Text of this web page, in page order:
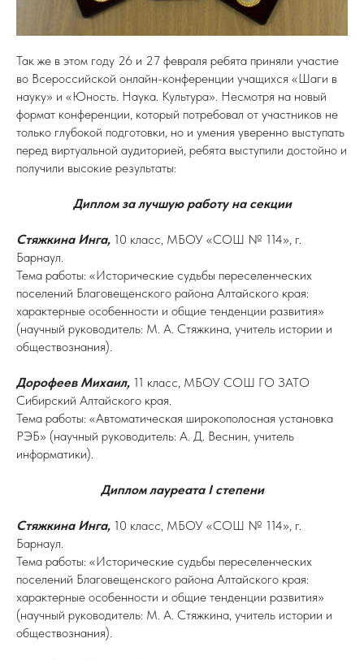
Так же в этом году 26 и 27 февраля ребята приняли участие
во Всероссийской онлайн-конференции учащихся «Шаги в
науку» и «Юность. Наука. Культура». Несмотря на новый
формат конференции, который потребовал от участников не
только глубокой подготовки, но и умения уверенно выступать
перед виртуальной аудиторией, ребята выступили достойно и
получили высокие результаты:
Диплом за лучшую работу на секции
Стяжкина Инга, 10 класс, МБОУ «СОШ № 114», г.
Барнаул.
Тема работы: «Исторические судьбы переселенческих
поселений Благовещенского района Алтайского края:
характерные особенности и общие тенденции развития»
(научный руководитель: М. А. Стяжкина, учитель истории и
обществознания).
Дорофеев Михаил, 11 класс, МБОУ СОШ ГО ЗАТО
Сибирский Алтайского края.
Тема работы: «Автоматическая широкополосная установка
РЭБ» (научный руководитель: А. Д. Веснин, учитель
информатики).
Диплом лауреата I степени
Стяжкина Инга, 10 класс, МБОУ «СОШ № 114», г.
Барнаул.
Тема работы: «Исторические судьбы переселенческих
поселений Благовещенского района Алтайского края:
характерные особенности и общие тенденции развития»
(научный руководитель: М. А. Стяжкина, учитель истории и
обществознания).